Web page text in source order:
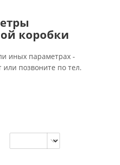
коробки
иных параметрах -
позвоните по тел.